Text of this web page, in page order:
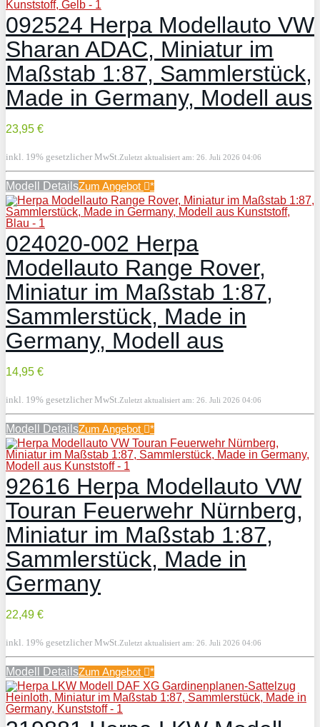
092524 Herpa Modellauto VW
Sharan ADAC, Miniatur im
Maßstab 1:87, Sammlerstück,
Made in Germany, Modell aus
23,95 €
inkl. 19% gesetzlicher MwSt. Zuletzt aktualisiert am: 26. Juli 2026 04:06
Modell DetailsZum Angebot *
024020-002 Herpa
Modellauto Range Rover,
Miniatur im Maßstab 1:87,
Sammlerstück, Made in
Germany, Modell aus
14,95 €
inkl. 19% gesetzlicher MwSt. Zuletzt aktualisiert am: 26. Juli 2026 04:06
Modell DetailsZum Angebot *
92616 Herpa Modellauto VW
Touran Feuerwehr Nürnberg,
Miniatur im Maßstab 1:87,
Sammlerstück, Made in
Germany
22,49 €
inkl. 19% gesetzlicher MwSt. Zuletzt aktualisiert am: 26. Juli 2026 04:06
Modell DetailsZum Angebot *